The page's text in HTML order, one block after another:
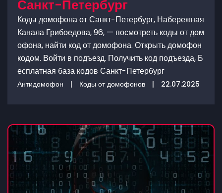
Санкт-Петербург
Коды домофона от Санкт-Петербург, Набережная
Канала Грибоедова, 96, — посмотреть коды от дом
офона, найти код от домофона. Открыть домофон
кодом. Войти в подъезд. Получить код подъезда, Б
есплатная база кодов Санкт-Петербург
Антидомофон | Коды от домофонов | 22.07.2025